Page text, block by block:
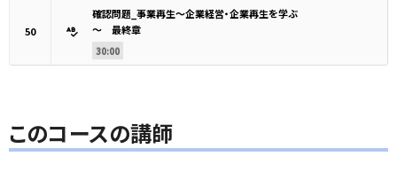
50
確認問題_事業再生～企業経営・企業再生を学ぶ
～ 最終章
30:00
このコースの講師